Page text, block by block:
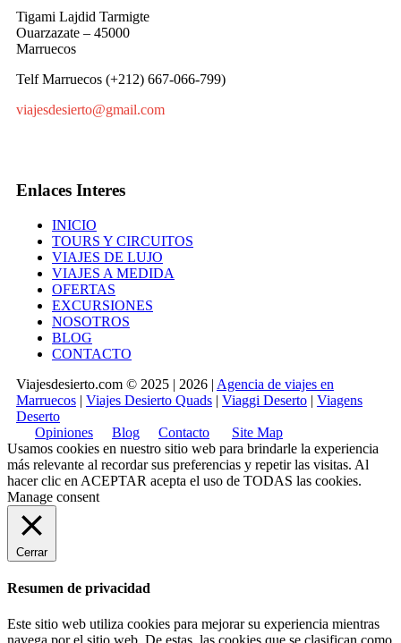
Tigami Lajdid Tarmigte
Ouarzazate – 45000
Marruecos
Telf Marruecos (+212) 667-066-799)
viajesdesierto@gmail.com
Enlaces Interes
INICIO
TOURS Y CIRCUITOS
VIAJES DE LUJO
VIAJES A MEDIDA
OFERTAS
EXCURSIONES
NOSOTROS
BLOG
CONTACTO
Viajesdesierto.com © 2025 | 2026 | Agencia de viajes en
Marruecos | Viajes Desierto Quads | Viaggi Deserto | Viagens
Deserto
Opiniones
Blog Contacto
Site Map
Usamos cookies en nuestro sitio web para brindarle la experiencia
más relevante al recordar sus preferencias y repetir las visitas. Al
hacer clic en ACEPTAR acepta el uso de TODAS las cookies.
Manage consent
Cerrar
Resumen de privacidad
Este sitio web utiliza cookies para mejorar su experiencia mientras
navega por el sitio web. De estas, las cookies que se clasifican como